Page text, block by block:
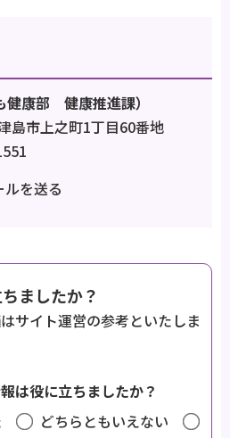
健康部 健康推進課）
島市上之町1丁目60番地
を送る
ましたか？
サイト運営の参考といたしま
は役に立ちましたか？
どちらともいえない